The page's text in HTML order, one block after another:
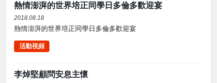
熱情澎湃的世界培正同學日多倫多歡迎宴
2018.08.18
熱情澎湃的世界培正同學日多倫多歡迎宴
活動視頻
李焯堅顧問安息主懷